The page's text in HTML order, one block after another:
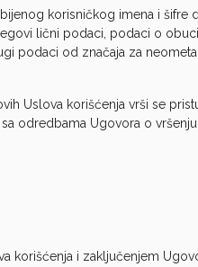
korisničkog imena i
lični podaci, podaci o
podaci od značaja za
Uslova korišćenja vrši se
odredbama Ugovora o vršenju
korišćenja i zaključenjem